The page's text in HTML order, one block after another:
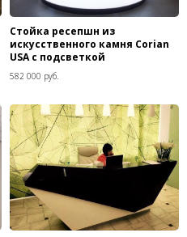
Стойка ресепшн из
искусственного камня Corian
USA с подсветкой
582 000 руб.